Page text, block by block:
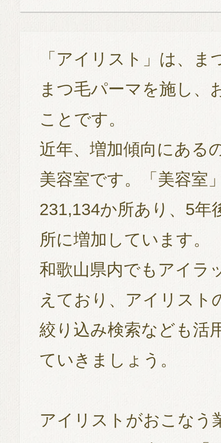
「アイリスト」は、
まつ毛パーマを施し、
ことです。
近年、増加傾向にある
美容室です。「美容室
231,134か所あり、5年
所に増加しています。
和歌山県内でもアイラ
えており、アイリスト
絞り込み検索なども活
ていきましょう。
アイリストがおこなう